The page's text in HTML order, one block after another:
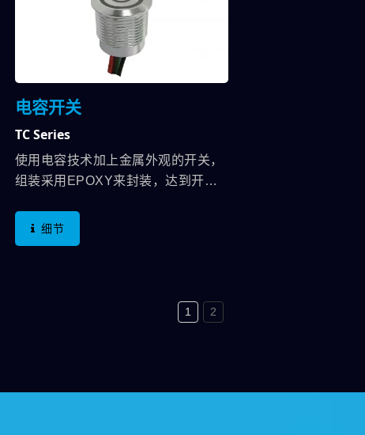
型式，在端子型式上可选择焊接端子
及接线方式或加连接器的运用；目前
开关外型上只有平面规格，材质部份
只有不锈钢，但德利威将持续开发此
质…等，并可依客户需求于按键上客
制文字或图案。 应用在电动共享单
车、卫浴设备、停车场门禁系统、工
业控制、电脑周边、医疗设备…等。
电容开关
TC Series
使用电容技术加上金属外观的开关，
组装采用EPOXY来封装，达到开关
RGB LED，可以搭配调整各种颜
色，并且整合灯色切换功能，能做到
力、无克重、操作范围更是精准调整
在开关接触面上，确实接触后才让开
细节
1 2